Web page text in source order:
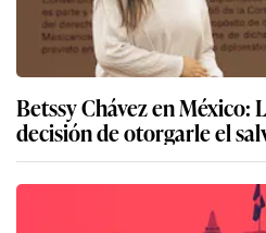
Betssy Chávez en México:
decisión de otorgarle el